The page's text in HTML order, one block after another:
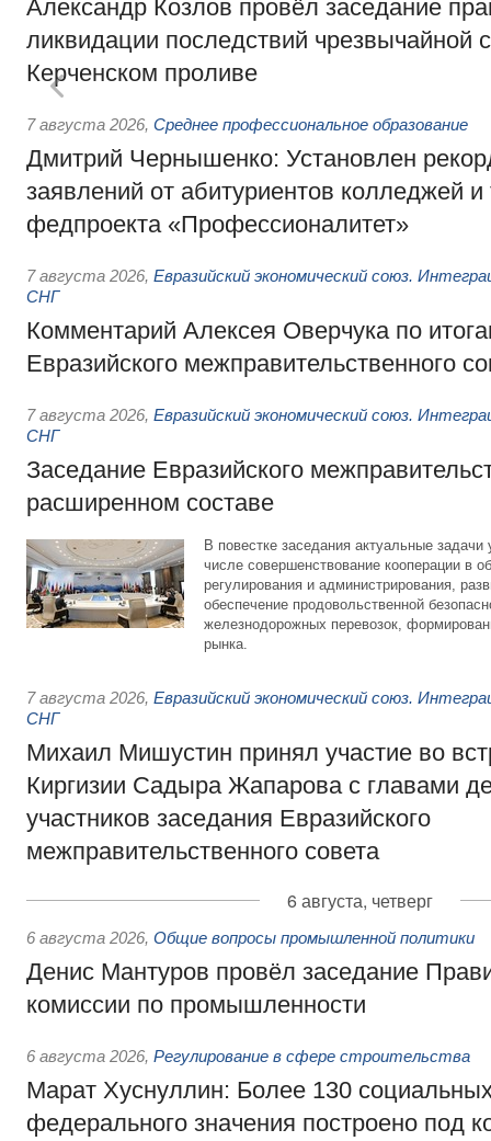
Александр Козлов провёл заседание
ликвидации последствий чрезвычайной
Керченском проливе
7 августа 2026, Среднее профессиональное образование
Дмитрий Чернышенко: Установлен
заявлений от абитуриентов колледжей и
федпроекта «Профессионалитет»
7 августа 2026, Евразийский экономический союз.
СНГ
Комментарий Алексея Оверчука по
Евразийского межправительственного
7 августа 2026, Евразийский экономический союз.
СНГ
Заседание Евразийского
расширенном составе
В повестке заседания актуальные задачи
числе совершенствование кооперации в
регулирования и администрирования,
обеспечение продовольственной
железнодорожных перевозок,
рынка.
7 августа 2026, Евразийский экономический союз.
СНГ
Михаил Мишустин принял участие во
Киргизии Садыра Жапарова с главами
участников заседания Евразийского
межправительственного совета
6 августа, четверг
6 августа 2026, Общие вопросы промышленной политики
Денис Мантуров провёл заседание
комиссии по промышленности
6 августа 2026, Регулирование в сфере строительства
Марат Хуснуллин: Более 130
федерального значения построено под